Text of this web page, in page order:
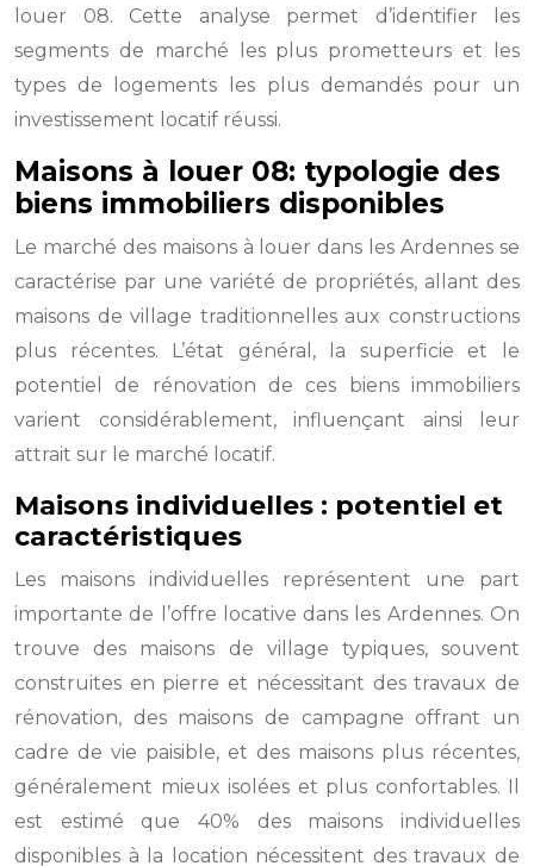
louer 08. Cette analyse permet d’identifier les
segments de marché les plus prometteurs et les
types de logements les plus demandés pour un
investissement locatif réussi.
Maisons à louer 08: typologie des
biens immobiliers disponibles
Le marché des maisons à louer dans les Ardennes se
caractérise par une variété de propriétés, allant des
maisons de village traditionnelles aux constructions
plus récentes. L’état général, la superficie et le
potentiel de rénovation de ces biens immobiliers
varient considérablement, influençant ainsi leur
attrait sur le marché locatif.
Maisons individuelles : potentiel et
caractéristiques
Les maisons individuelles représentent une part
importante de l’offre locative dans les Ardennes. On
trouve des maisons de village typiques, souvent
construites en pierre et nécessitant des travaux de
rénovation, des maisons de campagne offrant un
cadre de vie paisible, et des maisons plus récentes,
généralement mieux isolées et plus confortables. Il
est estimé que 40% des maisons individuelles
disponibles à la location nécessitent des travaux de